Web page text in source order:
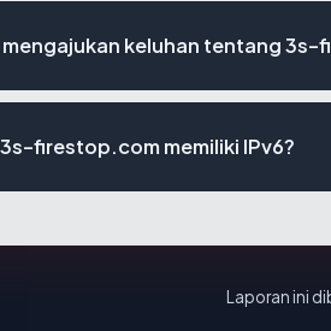
mengajukan keluhan tentang
firestop.com memiliki IPv6?
Laporan ini